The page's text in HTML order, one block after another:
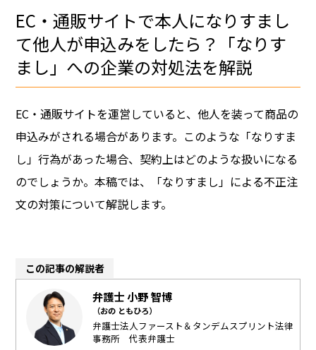
EC・通販サイトで本人になりすまし
て他人が申込みをしたら？「なりす
まし」への企業の対処法を解説
EC・通販サイトを運営していると、他人を装って商品の
申込みがされる場合があります。このような「なりすま
し」行為があった場合、契約上はどのような扱いになる
のでしょうか。本稿では、「なりすまし」による不正注
文の対策について解説します。
この記事の解説者
弁護士 小野 智博
（おの ともひろ）
弁護士法人ファースト＆タンデムスプリント法律
事務所 代表弁護士